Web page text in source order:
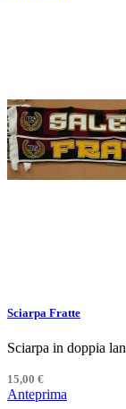
Sciarpa Fratte
Sciarpa in doppia
15,00 €
Anteprima